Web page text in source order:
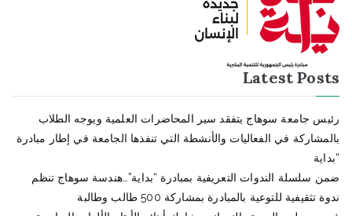
Latest
جامعة سوهاج يتفقد سير المحاضرات العلمية ويوجه الطلاب
في الفعاليات والأنشطة التي تنفذها الجامعة في إطار مبادرة
الندوات التعريفية بمبادرة “بداية”…هندسة سوهاج تنظم
للتوعية بالمبادرة بمشاركة 500 طالب وطالبة